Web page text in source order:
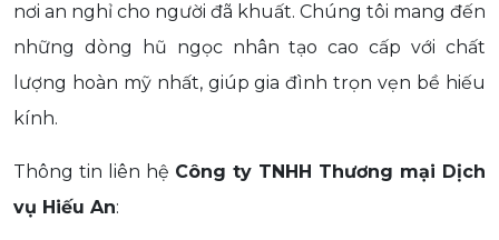
nơi an nghỉ cho người đã khuất. Chúng tôi mang đến
những dòng hũ ngọc nhân tạo cao cấp với chất
lượng hoàn mỹ nhất, giúp gia đình trọn vẹn bề hiếu
kính.
Thông tin liên hệ Công ty TNHH Thương mại Dịch
vụ Hiếu An: